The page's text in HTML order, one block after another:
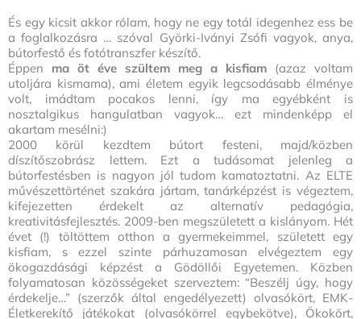
És egy kicsit akkor rólam, hogy ne egy totál idegenhez ess be
a foglalkozásra … szóval Györki-Iványi Zsófi vagyok, anya,
bútorfestő és fotótranszfer készítő.
Éppen ma öt éve szültem meg a kisfiam (azaz voltam
utoljára kismama), ami életem egyik legcsodásabb élménye
volt, imádtam pocakos lenni, így ma egyébként is
nosztalgikus hangulatban vagyok… ezt mindenképp el
akartam mesélni:)
2000 körül kezdtem bútort festeni, majd/közben
díszítőszobrász lettem. Ezt a tudásomat jelenleg a
bútorfestésben is nagyon jól tudom kamatoztatni. Az ELTE
művészettörténet szakára jártam, tanárképzést is végeztem,
kifejezetten érdekelt az alternatív pedagógia,
kreativitásfejlesztés. 2009-ben megszületett a kislányom. Hét
évet (!) töltöttem otthon a gyermekeimmel, született egy
kisfiam, s ezzel szinte párhuzamosan elvégeztem egy
ökogazdásági képzést a Gödöllői Egyetemen. Közben
folyamatosan közösségeket szerveztem: “Beszélj úgy, hogy
érdekelje…” (szerzők által engedélyezett) olvasókört, EMK-
Életkerekítő játékokat (olvasókörrel egybekötve), Ökokört,